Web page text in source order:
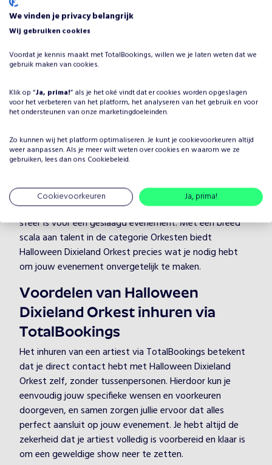
Waarom Halloween Dixieland
Orkest boeken voor jouw
evenement?
Het plannen van een evenement brengt veel keuzes met
zich mee, maar één ding is zeker: je wilt dat het
entertainment onvergetelijk is. Door Halloween Dixieland
in de categorie Orkesten, die je evenement naar een
hoger niveau tilt. Halloween Dixieland Orkest heeft
boeien en vermaken, ongeacht de setting.
Bij TotalBookings begrijpen we hoe belangrijk de juiste
sfeer is voor een geslaagd evenement. Met een breed
scala aan talent in de categorie Orkesten biedt
Halloween Dixieland Orkest precies wat je nodig hebt
om jouw evenement onvergetelijk te maken.
Voordelen van Halloween
Dixieland Orkest inhuren via
TotalBookings
Het inhuren van een artiest via TotalBookings betekent
dat je direct contact hebt met Halloween Dixieland
Orkest zelf, zonder tussenpersonen. Hierdoor kun je
eenvoudig jouw specifieke wensen en voorkeuren
doorgeven, en samen zorgen jullie ervoor dat alles
perfect aansluit op jouw evenement. Je hebt altijd de
zekerheid dat je artiest volledig is voorbereid en klaar is
om een geweldige show neer te zetten.
We vinden je privacy belangrijk
Wij gebruiken cookies
Voordat je kennis maakt met TotalBookings, willen we je laten weten dat we
gebruik maken van cookies.
Klik op “Ja, prima!” als je het oké vindt dat er cookies worden opgeslagen
voor het verbeteren van het platform, het analyseren van het gebruik en voor
het ondersteunen van onze marketingdoeleinden.
Zo kunnen wij het platform optimaliseren. Je kunt je cookievoorkeuren altijd
weer aanpassen. Als je meer wilt weten over cookies en waarom we ze
gebruiken, lees dan ons Cookiebeleid.
Cookievoorkeuren Ja, prima!